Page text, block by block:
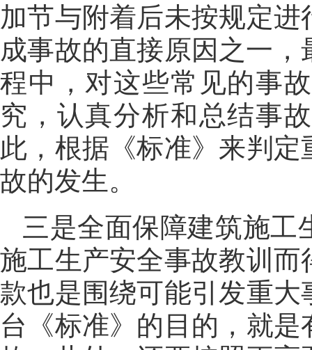
加节与附着后未按规定
成事故的直接原因之一
程中，对这些常见的事
究，认真分析和总结事
此，根据《标准》来判
故的发生。
三是全面保障建筑施工
施工生产安全事故教训
款也是围绕可能引发重
台《标准》的目的，就